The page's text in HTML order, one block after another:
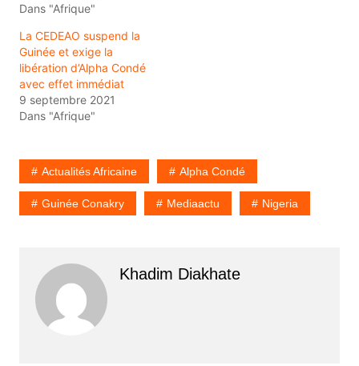
Dans "Afrique"
La CEDEAO suspend la
Guinée et exige la
libération d’Alpha Condé
avec effet immédiat
9 septembre 2021
Dans "Afrique"
Actualités Africaine Alpha Condé
Guinée Conakry Mediaactu Nigeria
Khadim Diakhate